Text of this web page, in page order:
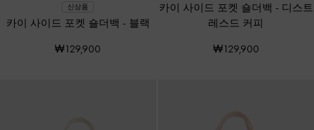
신상품
카이 사이드 포켓 숄더백 - 블랙
₩129,900
카이 사이드 포켓 숄더백 - 디스트
레스드 커피
₩129,900